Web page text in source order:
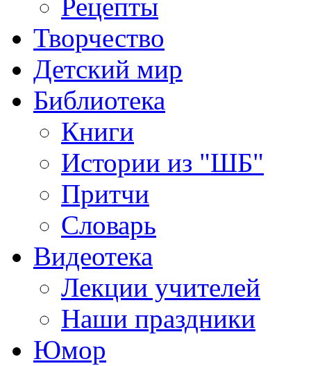
Рецепты
Творчество
Детский мир
Библиотека
Книги
Истории из "ШБ"
Притчи
Словарь
Видеотека
Лекции учителей
Наши праздники
Юмор